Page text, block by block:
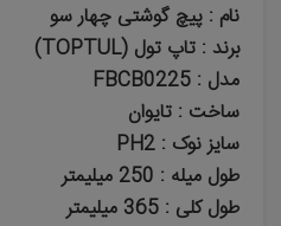
نام : پیچ گوشتی چهار سو
برند : تاپ تول (TOPTUL)
مدل : FBCB0225
ساخت : تایوان
سایز نوک : PH2
طول میله : 250 میلیمتر
طول کلی : 365 میلیمتر